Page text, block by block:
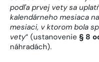
podľa prvej vety sa
kalendárneho mesiaca
mesiaci, v ktorom bola
vety“ (ustanovenie § 8
náhradách).